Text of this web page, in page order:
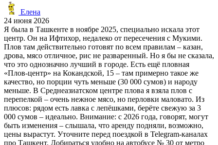
Елена
24 июня 2026
Я была в Ташкенте в ноябре 2025, специально искала этот
центр. Он на Ифтихор, недалеко от пересечения с Мукими.
Плов там действительно готовят по всем правилам – казан,
дрова, мясо отличное, рис не разваренный. Но я бы не сказала,
что это однозначно лучший в городе. Есть ещё пловная
«Плов-центр» на Кокандской, 15 – там примерно такое же
качество, но порции чуть меньше (30 000 сумов) и народу
меньше. В Среднеазиатском центре плова я взяла плов с
перепелкой – очень нежное мясо, но перловки маловато. Из
плюсов: рядом есть лавка с лепёшками, берёте свежую за 3
000 сумов – идеально. Внимание: с 2026 года, говорят, могут
быть изменения – слышала, что аренду подняли, возможно,
цены вырастут. Уточните перед поездкой в Telegram-каналах
про Ташкент. Добираться удобно на автобусе № 30 от метро